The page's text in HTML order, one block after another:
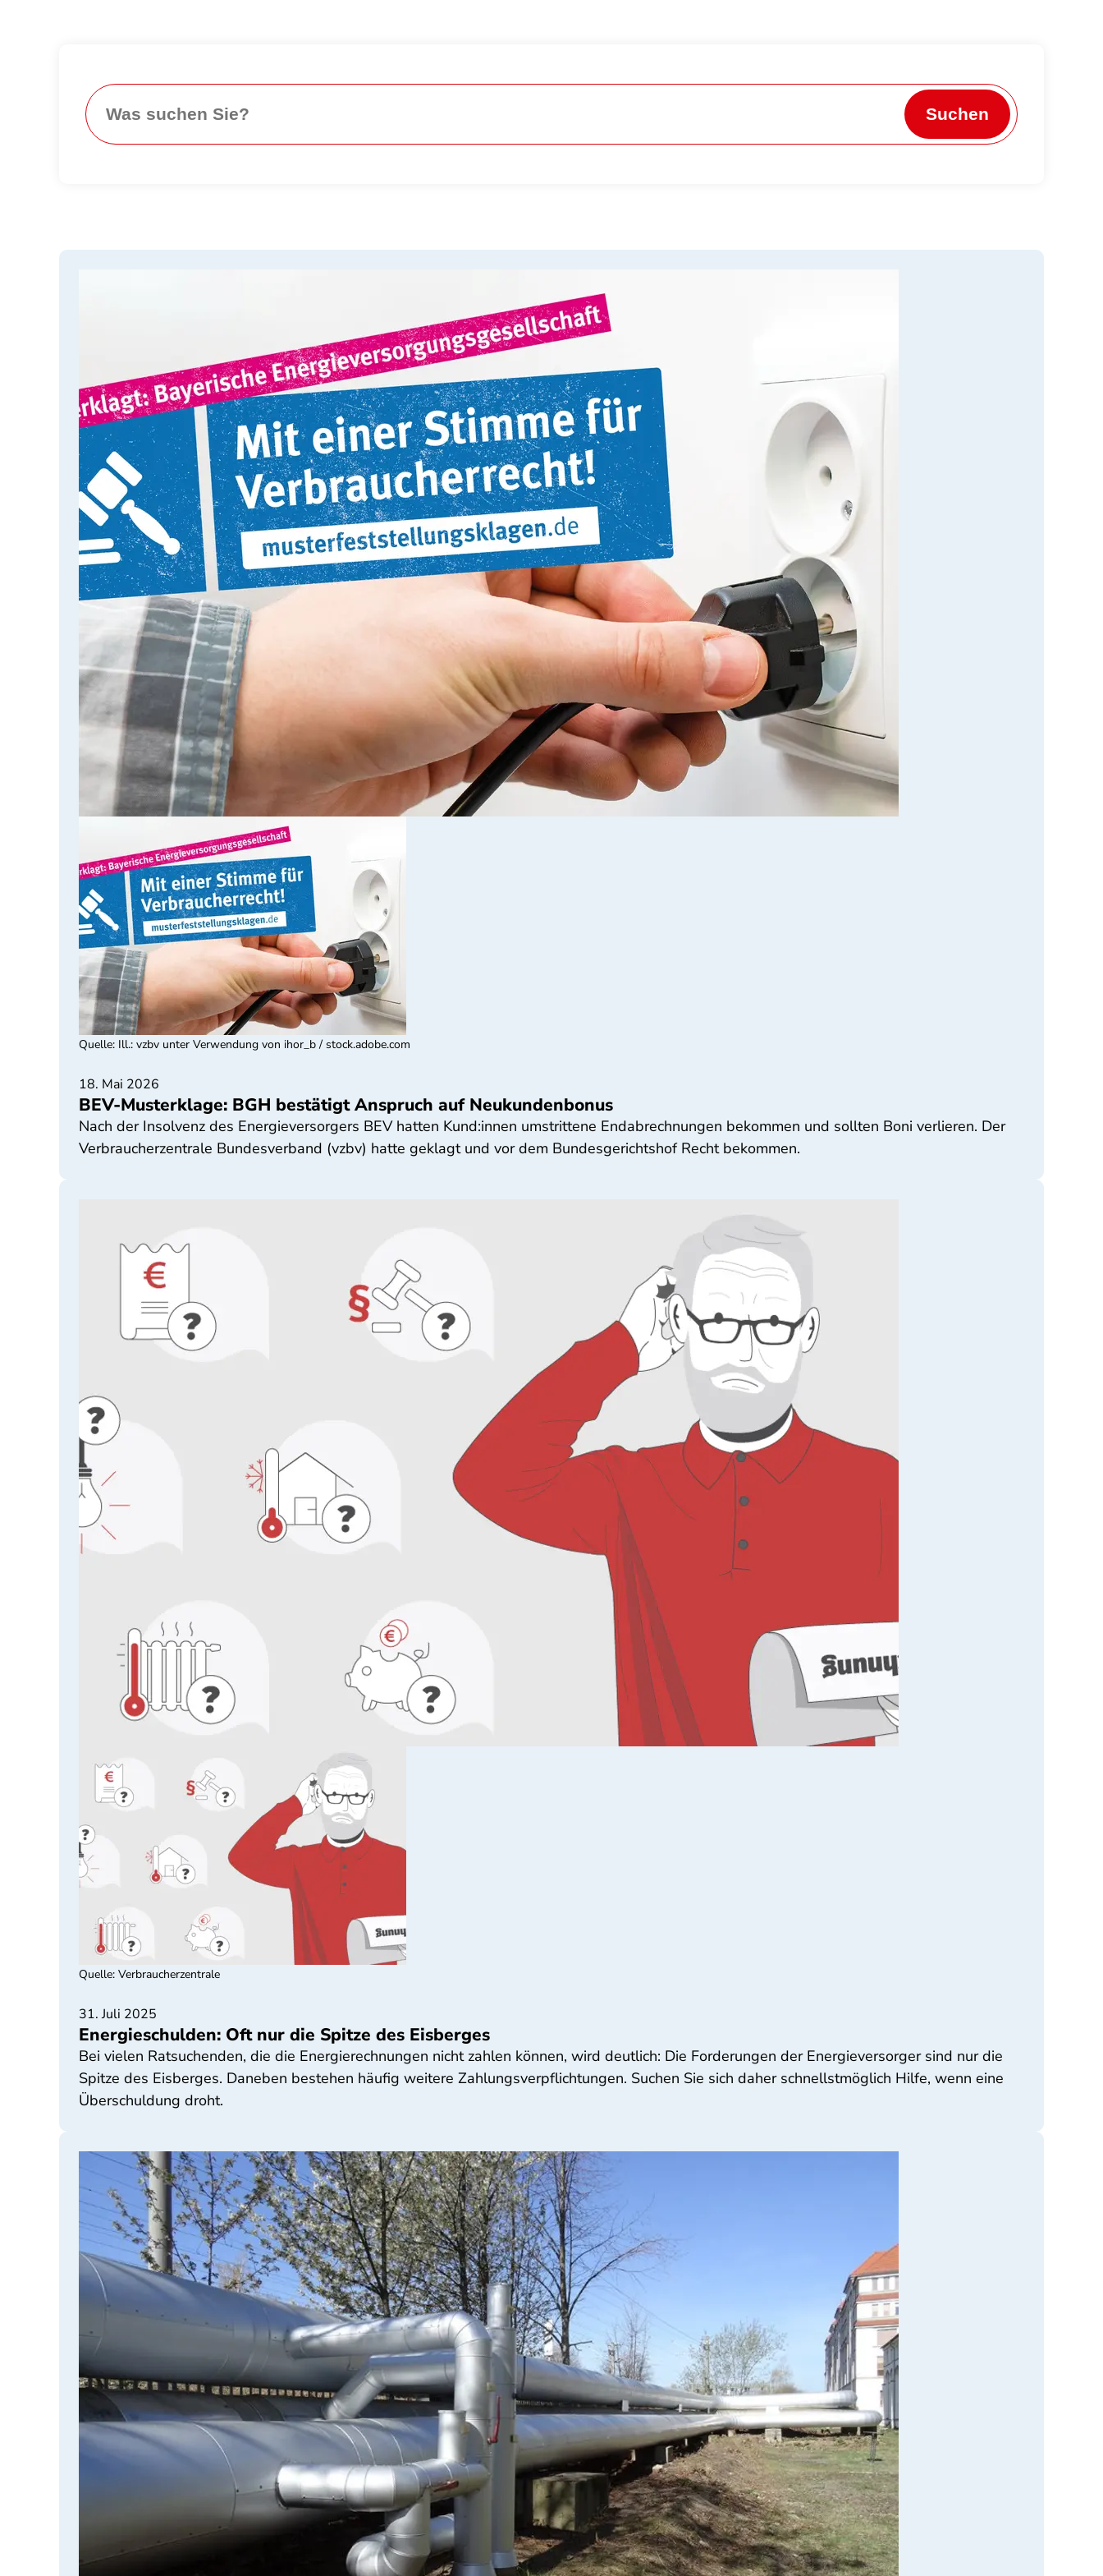
Suchen
18. Mai 2026
BEV-Musterklage: BGH bestätigt Anspruch auf Neukundenbonus
Nach der Insolvenz des Energieversorgers BEV hatten Kund:innen umstrittene Endabrechnungen bekommen und sollten Boni verlieren. Der
Verbraucherzentrale Bundesverband (vzbv) hatte geklagt und vor dem Bundesgerichtshof Recht bekommen.
Quelle: Ill.: vzbv unter Verwendung von ihor_b / stock.adobe.com
31. Juli 2025
Energieschulden: Oft nur die Spitze des Eisberges
Bei vielen Ratsuchenden, die die Energierechnungen nicht zahlen können, wird deutlich: Die Forderungen der Energieversorger sind nur die
Spitze des Eisberges. Daneben bestehen häufig weitere Zahlungsverpflichtungen. Suchen Sie sich daher schnellstmöglich Hilfe, wenn eine
Überschuldung droht.
Quelle: Verbraucherzentrale